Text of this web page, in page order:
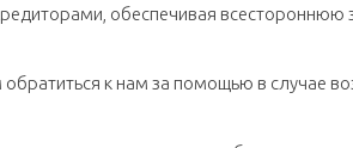
обеспечивая всестороннюю
к нам за помощью в случае